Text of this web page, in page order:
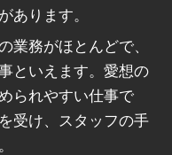
あります。
業務がほとんどで、
といえます。愛想の
られやすい仕事で
受け、スタッフの手